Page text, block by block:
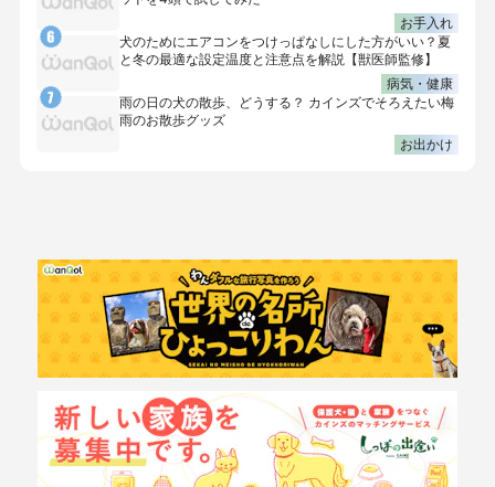
お手入れ
犬のためにエアコンをつけっぱなしにした方がいい？夏
と冬の最適な設定温度と注意点を解説【獣医師監修】
病気・健康
雨の日の犬の散歩、どうする？ カインズでそろえたい梅
雨のお散歩グッズ
お出かけ